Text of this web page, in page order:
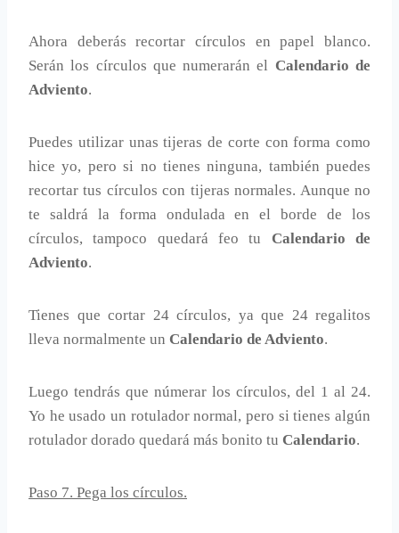
Ahora deberás recortar círculos en papel blanco.
Serán los círculos que numerarán el Calendario de
Adviento.
Puedes utilizar unas tijeras de corte con forma como
hice yo, pero si no tienes ninguna, también puedes
recortar tus círculos con tijeras normales. Aunque no
te saldrá la forma ondulada en el borde de los
círculos, tampoco quedará feo tu Calendario de
Adviento.
Tienes que cortar 24 círculos, ya que 24 regalitos
lleva normalmente un Calendario de Adviento.
Luego tendrás que númerar los círculos, del 1 al 24.
Yo he usado un rotulador normal, pero si tienes algún
rotulador dorado quedará más bonito tu Calendario.
Paso 7. Pega los círculos.